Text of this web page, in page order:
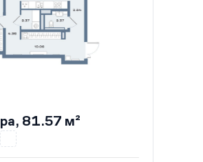
81.57 м²